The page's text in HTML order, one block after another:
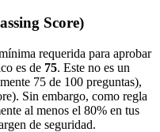
Score)
requerida para aprobar
es de 75. Este no es un
75 de 100 preguntas),
Sin embargo, como regla
al menos el 80% en tus
de seguridad.